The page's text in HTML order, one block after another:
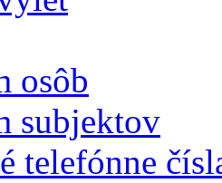
osôb
subjektov
telefónne